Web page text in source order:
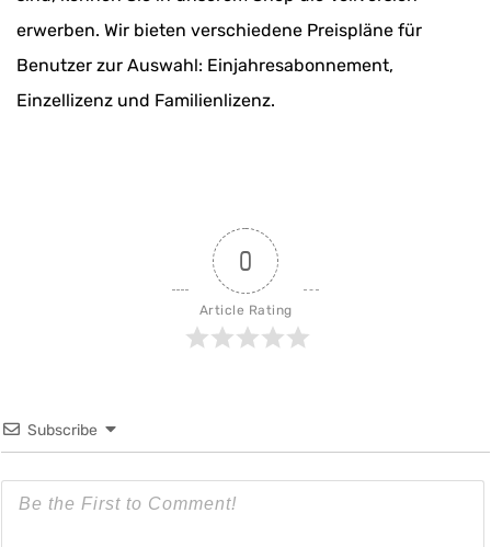
erwerben. Wir bieten verschiedene Preispläne für
Benutzer zur Auswahl: Einjahresabonnement,
Einzellizenz und Familienlizenz.
0
Article Rating
Subscribe